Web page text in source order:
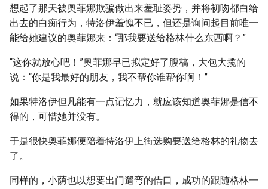
想起了那天被奥菲娜欺骗做出来羞耻姿势，并将初吻都白给
出去的白痴行为，特洛伊羞愧不已，但还是询问起目前唯一
能给她建议的奥菲娜来：“那我要送给格林什么东西啊？”
“这你就放心吧！”奥菲娜早已拟定好了腹稿，大包大揽的
说：“你是我最好的朋友，我不帮你谁帮你啊！”
如果特洛伊但凡能有一点记忆力，就应该知道奥菲娜是信不
得的，可惜她并没有。
于是很快奥菲娜便陪着特洛伊上街选购要送给格林的礼物去
了。
同样的，小荫也以想要出门遛弯的借口，成功的跟随格林一